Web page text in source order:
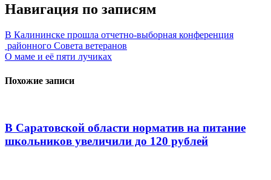
Навигация по записям
В Калининске прошла отчетно-выборная конференция
районного Совета ветеранов
О маме и её пяти лучиках
Похожие записи
В Саратовской области норматив на питание
школьников увеличили до 120 рублей